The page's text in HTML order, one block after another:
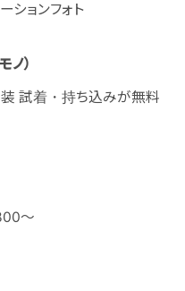
ョンフォト
ノ）
試着・持ち込みが無料
～